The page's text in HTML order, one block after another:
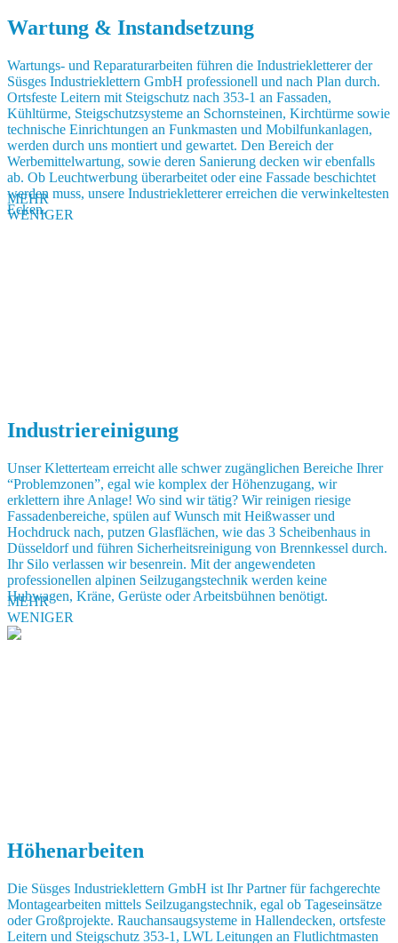
Wartung & Instandsetzung
Wartungs- und Reparaturarbeiten führen die Industriekletterer der
Süsges Industrieklettern GmbH professionell und nach Plan durch.
Ortsfeste Leitern mit Steigschutz nach 353-1 an Fassaden,
Kühltürme, Steigschutzsysteme an Schornsteinen, Kirchtürme sowie
technische Einrichtungen an Funkmasten und Mobilfunkanlagen,
werden durch uns montiert und gewartet. Den Bereich der
Werbemittelwartung, sowie deren Sanierung decken wir ebenfalls
ab. Ob Leuchtwerbung überarbeitet oder eine Fassade beschichtet
werden muss, unsere Industriekletterer erreichen die verwinkeltesten
Ecken.
MEHR
WENIGER
Industriereinigung
Unser Kletterteam erreicht alle schwer zugänglichen Bereiche Ihrer
“Problemzonen”, egal wie komplex der Höhenzugang, wir
erklettern ihre Anlage! Wo sind wir tätig? Wir reinigen riesige
Fassadenbereiche, spülen auf Wunsch mit Heißwasser und
Hochdruck nach, putzen Glasflächen, wie das 3 Scheibenhaus in
Düsseldorf und führen Sicherheitsreinigung von Brennkessel durch.
Ihr Silo verlassen wir besenrein. Mit der angewendeten
professionellen alpinen Seilzugangstechnik werden keine
Hubwagen, Kräne, Gerüste oder Arbeitsbühnen benötigt.
MEHR
WENIGER
Höhenarbeiten
Die Süsges Industrieklettern GmbH ist Ihr Partner für fachgerechte
Montagearbeiten mittels Seilzugangstechnik, egal ob Tageseinsätze
oder Großprojekte. Rauchansaugsysteme in Hallendecken, ortsfeste
Leitern und Steigschutz 353-1, LWL Leitungen an Flutlichtmasten